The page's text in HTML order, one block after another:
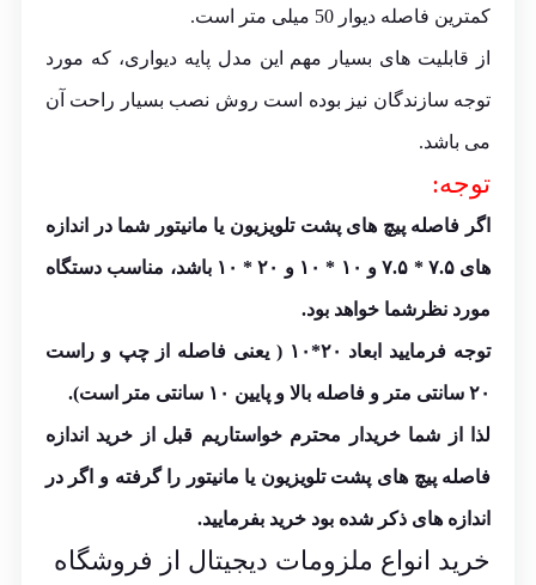
کمترین فاصله دیوار 50 میلی متر است.
از قابلیت های بسیار مهم این مدل پایه دیواری، که مورد
توجه سازندگان نیز بوده است روش نصب بسیار راحت آن
می باشد.
توجه:
اگر فاصله پیچ های پشت تلویزیون یا مانیتور شما در اندازه
های ۷.۵ * ۷.۵ و ۱۰ * ۱۰ و ۲۰ * ۱۰ باشد، مناسب دستگاه
مورد نظرشما خواهد بود.
توجه فرمایید ابعاد ۲۰*۱۰ ( یعنی فاصله از چپ و راست
۲۰ سانتی متر و فاصله بالا و پایین ۱۰ سانتی متر است).
لذا از شما خریدار محترم خواستاریم قبل از خرید اندازه
فاصله پیچ های پشت تلویزیون یا مانیتور را گرفته و اگر در
اندازه های ذکر شده بود خرید بفرمایید.
خرید انواع ملزومات دیجیتال از فروشگاه